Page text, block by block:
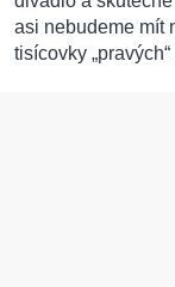
asi nebudeme mít
tisícovky „pravých“